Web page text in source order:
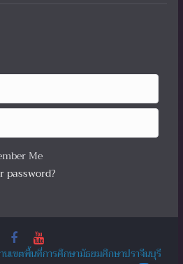
Me
password?
นเขตพื้นที่การศึกษามัธยมศึกษาปราจีนบุรี